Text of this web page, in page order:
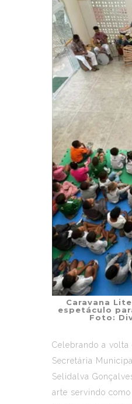
Caravana
espetáculo
Foto:
Celebrando a volta
Secretária
Selidalva
arte servindo